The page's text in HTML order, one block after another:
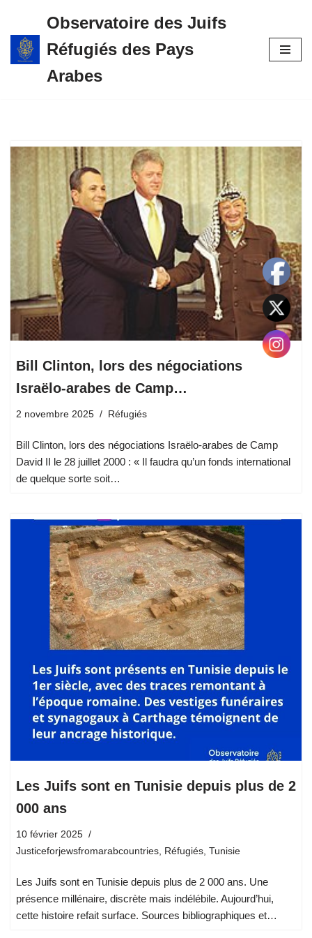
Aller
au
Observatoire des Juifs
Réfugiés des Pays
Arabes
Bill Clinton, lors des négociations
Israëlo-arabes de Camp…
2 novembre 2025 Réfugiés
Bill Clinton, lors des négociations Israëlo-arabes de Camp
David II le 28 juillet 2000 : « Il faudra qu’un fonds international
de quelque sorte soit…
Les Juifs sont en Tunisie depuis plus de 2
000 ans
10 février 2025
Justiceforjewsfromarabcountries, Réfugiés, Tunisie
Les Juifs sont en Tunisie depuis plus de 2 000 ans. Une
présence millénaire, discrète mais indélébile. Aujourd’hui,
cette histoire refait surface. Sources bibliographiques et…